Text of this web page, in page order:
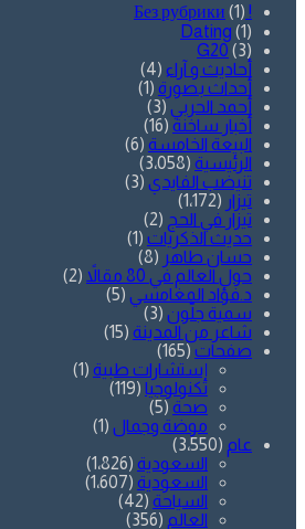
! Без рубрики
(1)
Dating (1)
G20 (3)
أحاديث و آراء (4)
أحداث بصورة (1)
أحمد الحربي (3)
أخبار ساخنة (16)
البيعة الخامسة (6)
الرئيسية (3٬058)
تنيضب الفايدي (3)
تيزار (1٬172)
تيزار في الحج (2)
حديث الذكريات (1)
حسان طاهر (8)
حول العالم في 80 مقالاً
(2)
د.فؤاد المغامسي (5)
سمية جلّون (3)
شاعر من المدينة (15)
صفحات (165)
إستشارات طبية (1)
تكنولوجيا (119)
صحة (5)
موضة وجمال (1)
عام (3٬550)
السعودية (1٬826)
السعودية (1٬607)
السياحة (42)
العالم (356)